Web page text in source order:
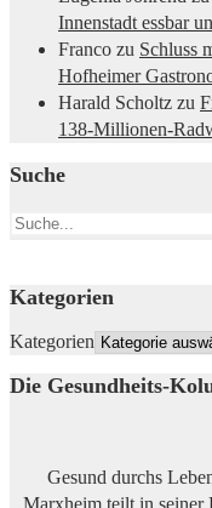
Innenstadt essbar
Franco zu Schluss
Hofheimer
Harald Scholtz zu
138-Millionen-
Suche
Kategorien
Kategorien
Die Gesundheits-
Gesund durchs
Marxheim teilt in seiner